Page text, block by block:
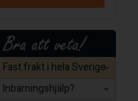
Fast frakt i hela Sverige
Inbärningshjälp?